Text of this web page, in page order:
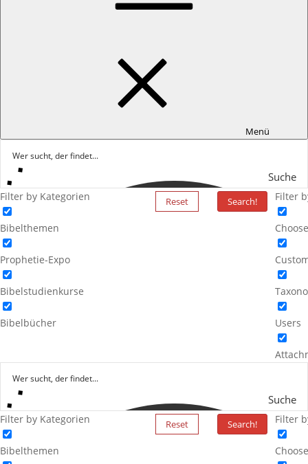
Menü
Suche
Filter by Kategorien
Bibelthemen
Prophetie-Expo
Bibelstudienkurse
Bibelbücher
Reset Search! Filter
Users
Suche
Filter by Kategorien
Bibelthemen
Reset Search! Filter